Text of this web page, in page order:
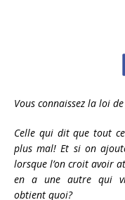
Vous connaissez la loi
Celle qui dit que tout
plus mal! Et si on
lorsque l’on croit avoir
en a une autre qui
obtient quoi?